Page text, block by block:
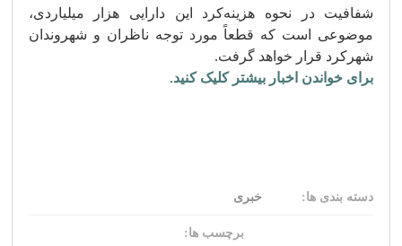
شفافیت در نحوه هزینه‌کرد این دارایی هزار میلیاردی،
موضوعی است که قطعاً مورد توجه ناظران و شهروندان
شهرکرد قرار خواهد گرفت.
برای خواندن اخبار بیشتر کلیک کنید.
دسته بندی ها: خبری
برچسب ها: